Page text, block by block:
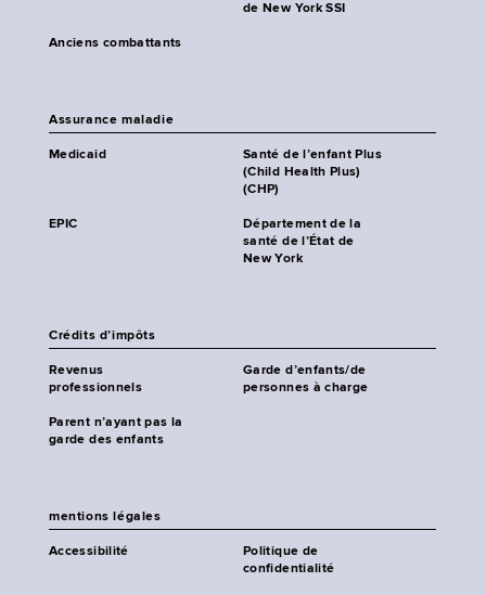
de New York SSI
Anciens combattants
Assurance maladie
Medicaid
Santé de l’enfant Plus
(Child Health Plus)
(CHP)
EPIC
Département de la
santé de l’État de
New York
Crédits d’impôts
Revenus
professionnels
Garde d’enfants/de
personnes à charge
Parent n’ayant pas la
garde des enfants
mentions légales
Accessibilité
Politique de
confidentialité